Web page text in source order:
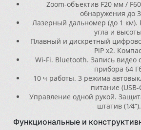
Zoom-объектив F20 мм /
обнаружения до
Лазерный дальномер (до 1
угла и
Плавный и дискретный
PiP x2.
Wi-Fi. Bluetooth. Запись видео
прибора 64
10 ч работы. 3 режима
питание (USB-
Управление одной рукой.
штатив (1⁄4“).
Функциональные и